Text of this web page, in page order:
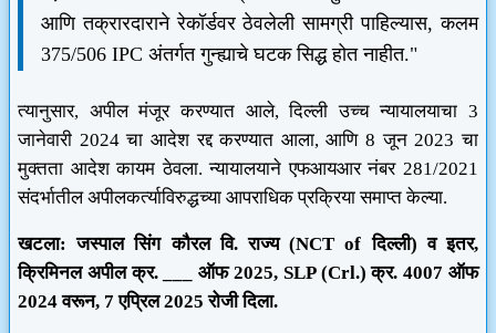
आणि तक्रारदाराने रेकॉर्डवर ठेवलेली सामग्री पाहिल्यास, कलम
375/506 IPC अंतर्गत गुन्ह्याचे घटक सिद्ध होत नाहीत."
त्यानुसार, अपील मंजूर करण्यात आले, दिल्ली उच्च न्यायालयाचा 3
जानेवारी 2024 चा आदेश रद्द करण्यात आला, आणि 8 जून 2023 चा
मुक्तता आदेश कायम ठेवला. न्यायालयाने एफआयआर नंबर 281/2021
संदर्भातील अपीलकर्त्याविरुद्धच्या आपराधिक प्रक्रिया समाप्त केल्या.
खटला: जस्पाल सिंग कौरल वि. राज्य (NCT of दिल्ली) व इतर,
क्रिमिनल अपील क्र. ___ ऑफ 2025, SLP (Crl.) क्र. 4007 ऑफ
2024 वरून, 7 एप्रिल 2025 रोजी दिला.